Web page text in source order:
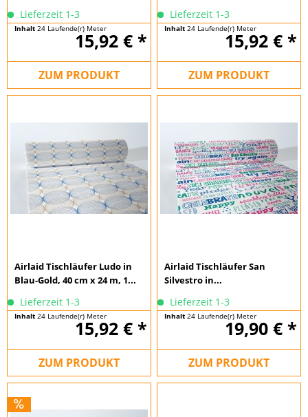
Lieferzeit 1-3
Inhalt24 Laufende(r) Meter
(0,66 € * / 1 Laufende(r) Meter)
15,92 € *
ZUM PRODUKT
Lieferzeit 1-3
Inhalt24 Laufende(r) Meter
(0,66 € * / 1 Laufende(r) Meter)
15,92 € *
ZUM PRODUKT
Airlaid Tischläufer Ludo in
Blau-Gold, 40 cm x 24 m, 1...
Lieferzeit 1-3
Inhalt24 Laufende(r) Meter
(0,66 € * / 1 Laufende(r) Meter)
15,92 € *
ZUM PRODUKT
Airlaid Tischläufer San
Silvestro in...
Lieferzeit 1-3
Inhalt24 Laufende(r) Meter
(0,83 € * / 1 Laufende(r) Meter)
19,90 € *
ZUM PRODUKT